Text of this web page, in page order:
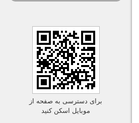
برای دسترسی به صفحه از
موبایل اسکن کنید